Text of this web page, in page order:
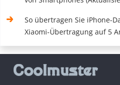
So übertragen Sie iPhone-
Xiaomi-Übertragung auf 5